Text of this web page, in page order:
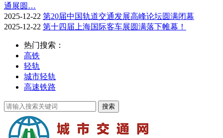
通展圆…
2025-12-22 第20届中国轨道交通发展高峰论坛圆满闭幕
2025-12-22 第十四届上海国际客车展圆满落下帷幕！
热门搜索：
高铁
轻轨
城市轻轨
高速铁路